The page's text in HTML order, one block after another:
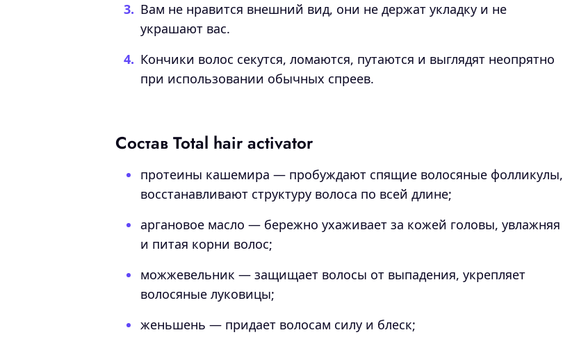
Вам не нравится внешний вид, они не держат укладку и не
украшают вас.
Кончики волос секутся, ломаются, путаются и выглядят неопрятно
при использовании обычных спреев.
Состав Total hair activator
протеины кашемира — пробуждают спящие волосяные фолликулы,
восстанавливают структуру волоса по всей длине;
аргановое масло — бережно ухаживает за кожей головы, увлажняя
и питая корни волос;
можжевельник — защищает волосы от выпадения, укрепляет
волосяные луковицы;
женьшень — придает волосам силу и блеск;